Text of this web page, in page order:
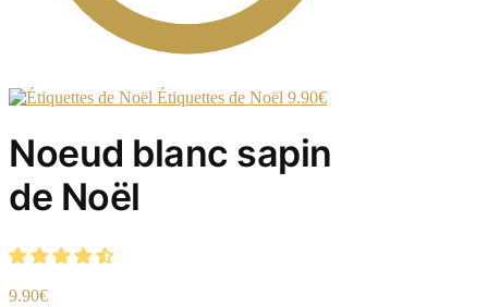
Étiquettes de Noël 9.90€
Noeud blanc sapin
de Noël
9.90€